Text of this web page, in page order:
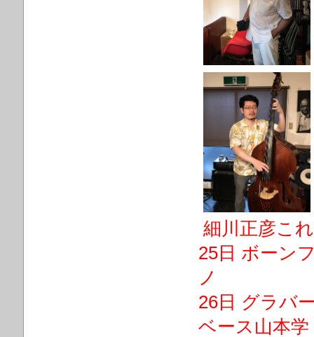
細川正彦こ
25日 ボーン
ノ
26日 グラ
ベース山本